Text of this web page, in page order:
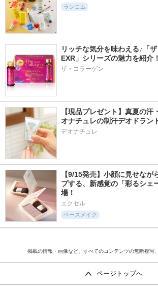
ランコム
リッチな気分を味わえる♪「
EXR」シリーズの魅力を紹介！
ザ・コラーゲン
【現品プレゼント】真夏の汗
オナチュレの制汗デオドラン
デオナチュレ
【9/15発売】小顔に見せなが
プする、新感覚の「彩るシェ
場！
エクセル
ベースメイク
掲載の情報・画像など、すべてのコンテンツの無断複写
ページトップへ